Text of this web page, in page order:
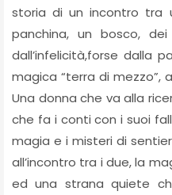
storia di un incontro tra
panchina, un bosco,
dall’infelicità,forse dalla
magica “terra di mezzo”,
Una donna che va alla
che fa i conti con i suoi
magia e i misteri di
all’incontro tra i due, la
ed una strana quiete